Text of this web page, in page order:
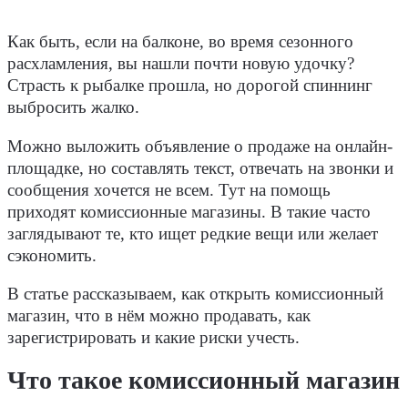
Как быть, если на балконе, во время сезонного
расхламления, вы нашли почти новую удочку?
Страсть к рыбалке прошла, но дорогой спиннинг
выбросить жалко.
Можно выложить объявление о продаже на онлайн-
площадке, но составлять текст, отвечать на звонки и
сообщения хочется не всем. Тут на помощь
приходят комиссионные магазины. В такие часто
заглядывают те, кто ищет редкие вещи или желает
сэкономить.
В статье рассказываем, как открыть комиссионный
магазин, что в нём можно продавать, как
зарегистрировать и какие риски учесть.
Что такое комиссионный магазин